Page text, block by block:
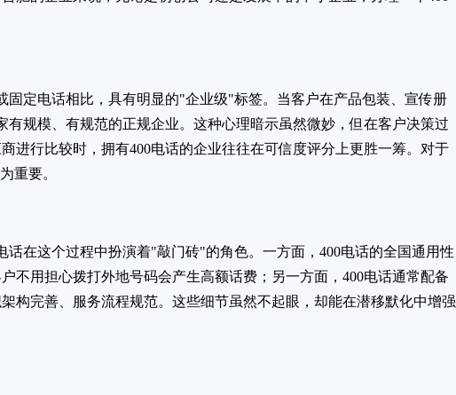
固定电话相比，具有明显的"企业级"标签。当客户在产品包装、宣传册
规模、有规范的正规企业。这种心理暗示虽然微妙，但在客户决策过
进行比较时，拥有400电话的企业往往在可信度评分上更胜一筹。对于
重要。
话在这个过程中扮演着"敲门砖"的角色。一方面，400电话的全国通用性
用担心拨打外地号码会产生高额话费；另一方面，400电话通常配备
构完善、服务流程规范。这些细节虽然不起眼，却能在潜移默化中增强